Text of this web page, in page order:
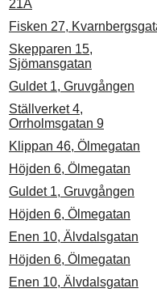
21A
Fisken 27,
Skepparen 15,
Sjömansgatan
Guldet 1, Gruvgången
Ställverket 4,
Orrholmsgatan 9
Klippan 46, Ölmegatan
Höjden 6, Ölmegatan
Guldet 1, Gruvgången
Höjden 6, Ölmegatan
Enen 10, Älvdalsgatan
Höjden 6, Ölmegatan
Enen 10, Älvdalsgatan